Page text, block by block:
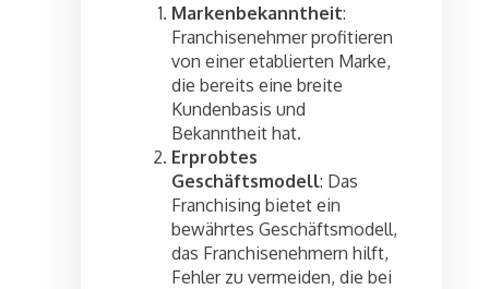
Markenbekanntheit:
Franchisenehmer profitieren
von einer etablierten Marke,
die bereits eine breite
Kundenbasis und
Bekanntheit hat.
Erprobtes
Geschäftsmodell: Das
Franchising bietet ein
bewährtes Geschäftsmodell,
das Franchisenehmern hilft,
Fehler zu vermeiden, die bei